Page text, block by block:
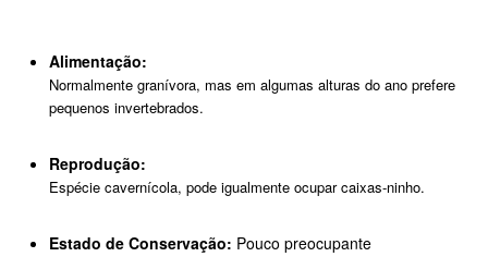
Alimentação:
Normalmente granívora, mas em algumas alturas do ano prefere
pequenos invertebrados.
Reprodução:
Espécie cavernícola, pode igualmente ocupar caixas-ninho.
Estado de Conservação: Pouco preocupante